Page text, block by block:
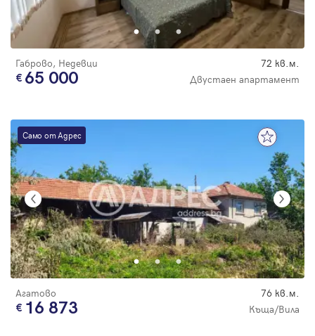
Габрово, Недевци 72 кв.м.
65 000 Двустаен апартамент
Само от Адрес
Агатово 76 кв.м.
16 873 Къща/Вила
Парола
Регистрация